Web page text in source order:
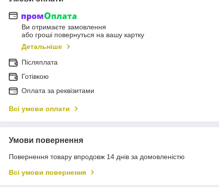
Ви отримаєте замовлення
або гроші повернуться на вашу картку
Детальніше
Післяплата
Готівкою
Оплата за реквізитами
Всі умови оплати
Умови повернення
Повернення товару впродовж 14 днів за домовленістю
Всі умови повернення